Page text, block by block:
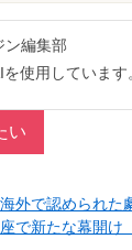
ン編集部
使用しています
い
海外で認められた
座で新たな幕開け